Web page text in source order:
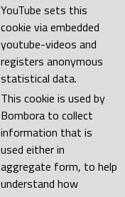
YouTube sets this
cookie via embedded
youtube-videos and
registers anonymous
statistical data.
This cookie is used by
Bombora to collect
information that is
used either in
aggregate form, to help
understand how